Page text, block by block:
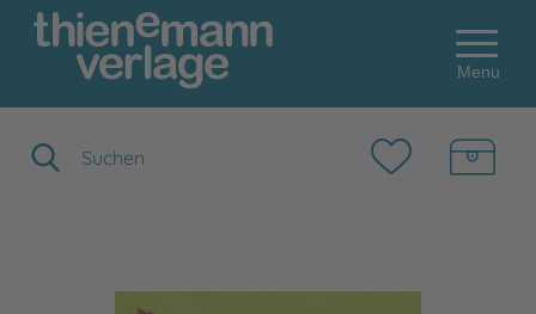
Menu